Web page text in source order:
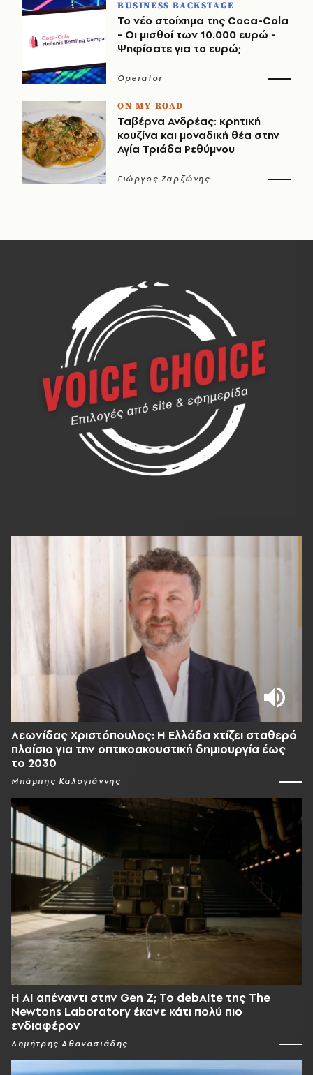
BUSINESS BACKSTAGE
Το νέο στοίχημα της Coca-Cola
- Οι μισθοί των 10.000 ευρώ -
Ψηφίσατε για το ευρώ;
Operator
ON MY ROAD
Ταβέρνα Ανδρέας: κρητική
κουζίνα και μοναδική θέα στην
Αγία Τριάδα Ρεθύμνου
Γιώργος Ζαρζώνης
Λεωνίδας Χριστόπουλος: Η Ελλάδα χτίζει σταθερό
πλαίσιο για την οπτικοακουστική δημιουργία έως
το 2030
Μπάμπης Καλογιάννης
Η AI απέναντι στην Gen Z; Το debAIte της The
Newtons Laboratory έκανε κάτι πολύ πιο
ενδιαφέρον
Δημήτρης Αθανασιάδης